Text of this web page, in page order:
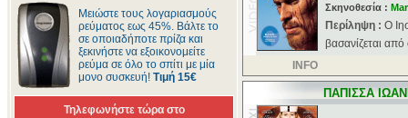
Μειώστε τους λογαριασμούς
ρεύματος εως 45%. Βάλτε το
σε οποιαδήποτε πρίζα και
ξεκινήστε να εξοικονομείτε
ρεύμα σε όλο το σπίτι με μία
μονο συσκευή! Τιμή 15€
Τηλεφωνήστε τώρα στο
Σκηνοθεσία :
Περίληψη : Ο
βασανίζεται
INFO
ΠΑΠΙΣΣΑ